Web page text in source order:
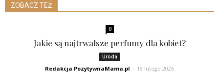
ZOBACZ TEŻ
0
Jakie są najtrwalsze perfumy dla kobiet?
Uroda
Redakcja PozytywnaMama.pl - 18 lutego 2026